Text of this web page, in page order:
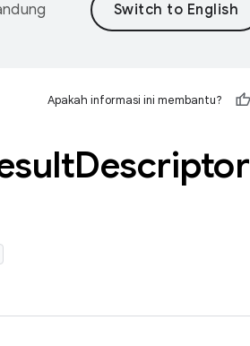
Apakah informasi ini membantu?
Descriptor